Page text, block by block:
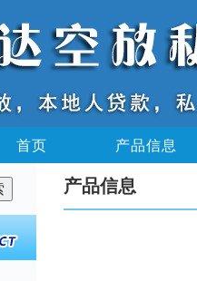
首页 产品信息
产品信息